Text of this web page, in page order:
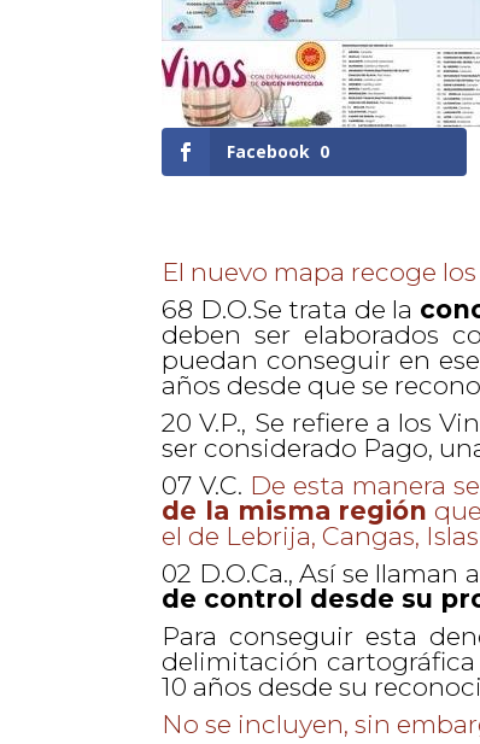
Facebook 0
El nuevo mapa recoge
68 D.O.Se trata de la
deben ser elaborados
puedan conseguir en
años desde que se
20 V.P., Se refiere a los
ser considerado Pago,
07 V.C. De esta manera
de la misma región
el de Lebrija, Cangas,
02 D.O.Ca., Así se
de control desde su
Para conseguir esta
delimitación
10 años desde su
No se incluyen, sin